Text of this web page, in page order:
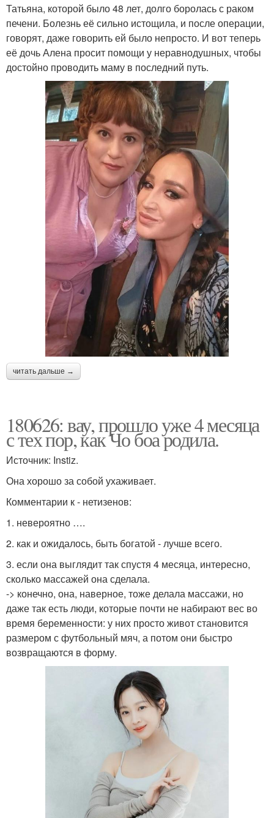
Татьяна, которой было 48 лет, долго боролась с раком
печени. Болезнь её сильно истощила, и после операции,
говорят, даже говорить ей было непросто. И вот теперь
её дочь Алена просит помощи у неравнодушных, чтобы
достойно проводить маму в последний путь.
читать дальше →
180626: вау, прошло уже 4 месяца
с тех пор, как Чо боа родила.
Источник: Instiz.
Она хорошо за собой ухаживает.
Комментарии к - нетизенов:
1. невероятно ….
2. как и ожидалось, быть богатой - лучше всего.
3. если она выглядит так спустя 4 месяца, интересно,
сколько массажей она сделала.
-> конечно, она, наверное, тоже делала массажи, но
даже так есть люди, которые почти не набирают вес во
время беременности: у них просто живот становится
размером с футбольный мяч, а потом они быстро
возвращаются в форму.